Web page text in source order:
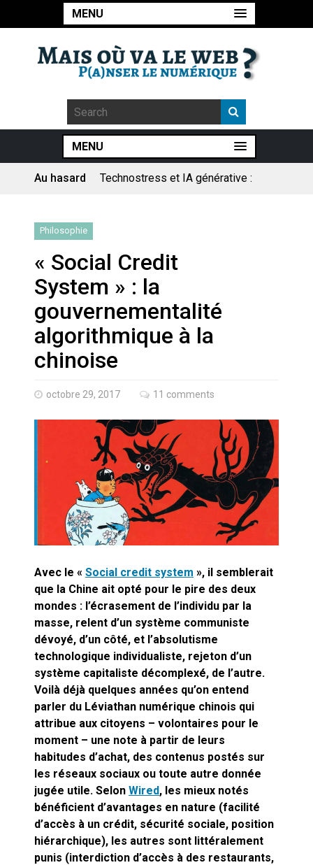
MENU
MENU
Au hasard
Pourquoi les études qui
Artemis II : objectif nul
Quand Mistral veut moraliser le
pillage
Commentaire sur la polémique
En Seine-et-Marne, le projet de
Campus IA doit sortir des
champs : « On impose et copie
le gigantisme états-unien »
Addendum sur les machines à
laver, et l’intelligence artificielle
crypto-spatial
Technostress et IA générative :
le remplacement n’est pas le
cœur du problème
Philosophie
« Social Credit
System » : la
gouvernementalité
algorithmique à la
chinoise
octobre 29, 2017 11 comments
Avec le « Social credit system », il semblerait
que la Chine ait opté pour le pire des deux
mondes : l’écrasement de l’individu par la
masse, relent d’un système communiste
dévoyé, d’un côté, et l’absolutisme
technologique individualiste, rejeton d’un
système capitaliste décomplexé, de l’autre.
Voilà déjà quelques années qu’on entend
parler du Léviathan numérique chinois qui
attribue aux citoyens – volontaires pour le
moment – une note à partir de leurs
habitudes d’achat, des contenus postés sur
les réseaux sociaux ou toute autre donnée
jugée utile. Selon Wired, les mieux notés
bénéficient d’avantages en nature (facilité
d’accès à un crédit, sécurité sociale, position
hiérarchique), les autres sont littéralement
punis (interdiction d’accès à des restaurants,